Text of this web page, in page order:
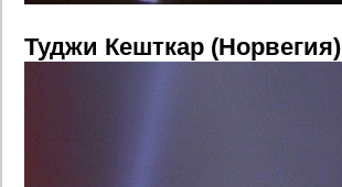
Туджи Кешткар (Норвегия)